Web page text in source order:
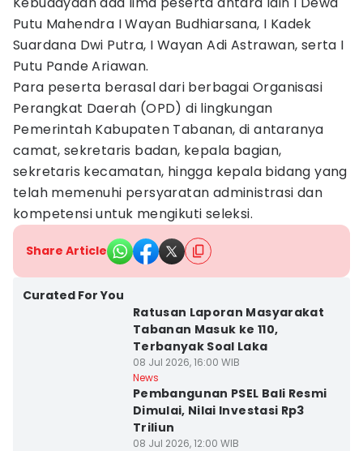
Putu Mahendra I Wayan Budhiarsana, I Kadek
Suardana Dwi Putra, I Wayan Adi Astrawan, serta I
Putu Pande Ariawan.
Para peserta berasal dari berbagai Organisasi
Perangkat Daerah (OPD) di lingkungan
Pemerintah Kabupaten Tabanan, di antaranya
camat, sekretaris badan, kepala bagian,
sekretaris kecamatan, hingga kepala bidang yang
telah memenuhi persyaratan administrasi dan
kompetensi untuk mengikuti seleksi.
Share Article
Curated For You
Ratusan Laporan Masyarakat
Tabanan Masuk ke 110,
Terbanyak Soal Laka
08 Jul 2026, 16:00 WIB
News
Pembangunan PSEL Bali Resmi
Dimulai, Nilai Investasi Rp3
Triliun
08 Jul 2026, 12:00 WIB